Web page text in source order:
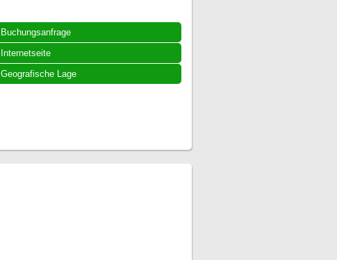
Buchungsanfrage
Internetseite
Geografische Lage